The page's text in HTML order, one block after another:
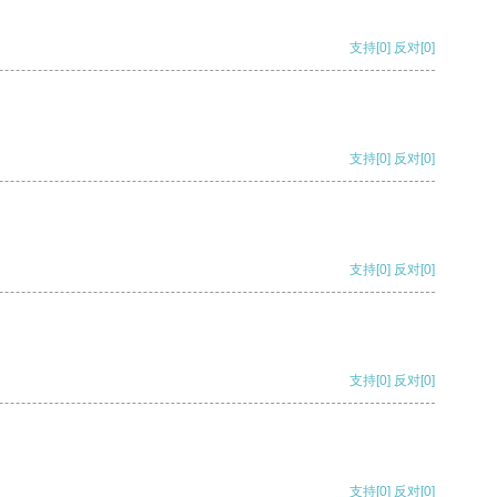
支持[0] 反对[0]
支持[0] 反对[0]
支持[0] 反对[0]
支持[0] 反对[0]
支持[0] 反对[0]